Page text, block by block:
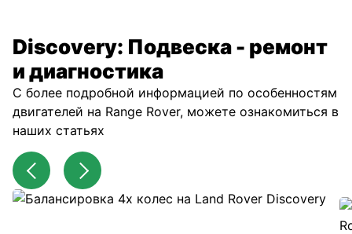
Discovery: Подвеска - ремонт
и диагностика
С более подробной информацией по особенностям
двигателей на Range Rover, можете ознакомиться в
наших статьях